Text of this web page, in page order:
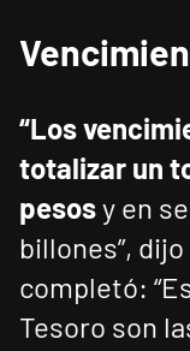
“Los
totalizar un
pesosy en
billones”,
completó:
Tesoro son